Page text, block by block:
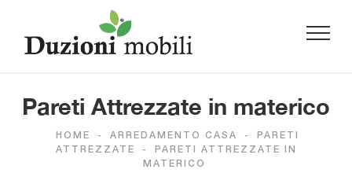
Pareti Attrezzate in materico
HOME - ARREDAMENTO CASA -
PARETI
ATTREZZATE
-
PARETI ATTREZZATE IN
MATERICO